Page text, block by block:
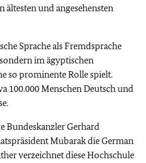
ältesten und angesehensten
Sprache als Fremdsprache
im ägyptischen
so prominente Rolle spielt.
100.000 Menschen Deutsch und
Bundeskanzler Gerhard
Mubarak die German
verzeichnet diese Hochschule